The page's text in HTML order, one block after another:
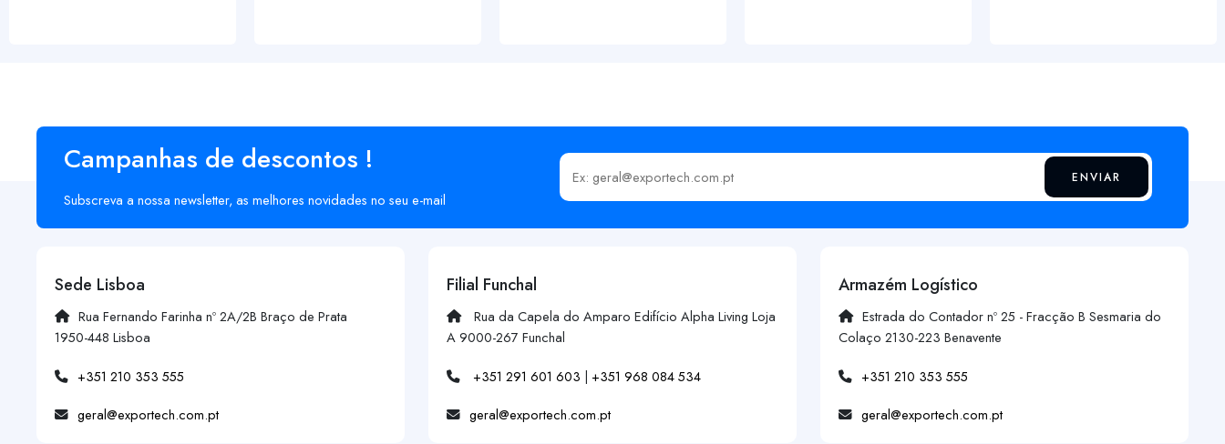
Campanhas de descontos !
Subscreva a nossa newsletter, as melhores novidades no seu e-mail
Insira o seu email ENVIAR
Sede Lisboa
Rua Fernando Farinha nº 2A/2B Braço de Prata
1950-448 Lisboa
+351 210 353 555
geral@exportech.com.pt
Filial Funchal
Rua da Capela do Amparo Edifício Alpha Living Loja
A 9000-267 Funchal
+351 291 601 603 | +351 968 084 534
geral@exportech.com.pt
Armazém Logístico
Estrada do Contador nº 25 - Fracção B Sesmaria do
Colaço 2130-223 Benavente
+351 210 353 555
geral@exportech.com.pt